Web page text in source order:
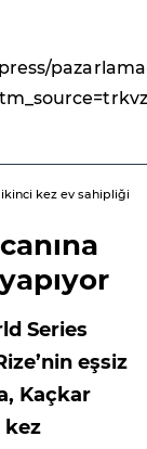
ikinci kez ev sahipliği
Series
eşsiz
Kaçkar
kez